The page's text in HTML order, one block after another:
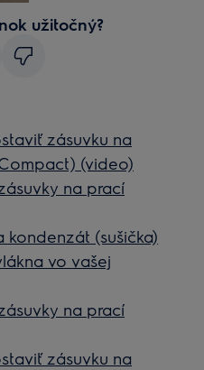
užitočný?
zásuvku na
(video)
na prací
kondenzát (sušička)
vo vašej
na prací
zásuvku na